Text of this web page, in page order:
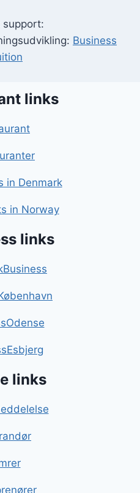
support:
Business
links
in Denmark
in Norway
links
links